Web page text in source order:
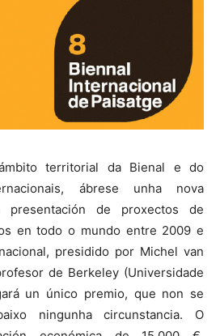
territorial da Bienal e do
ábrese unha nova
presentación de proxectos de
en todo o mundo entre 2009 e
presidido por Michel van
de Berkeley (Universidade
un único premio, que non se
ningunha circunstancia. O